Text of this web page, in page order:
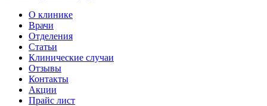
О клинике
Врачи
Отделения
Статьи
Клинические случаи
Отзывы
Контакты
Акции
Прайс лист